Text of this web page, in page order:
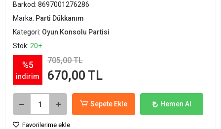
Barkod: 8697001276286
Marka: Parti Dükkanım
Kategori: Oyun Konsolu Partisi
Stok: 20+
%5
indirim
705,00 TL
670,00 TL
Sepete Ekle Hemen Al
Favorilerime ekle